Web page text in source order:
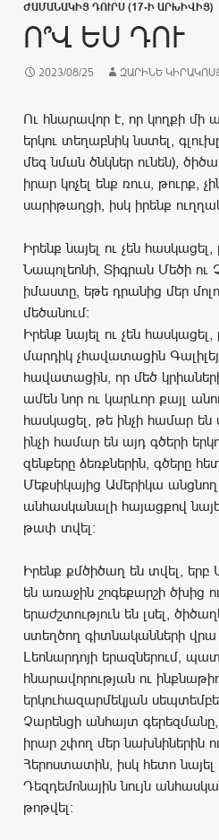
ԺԱՄԱՆԱԿԻՑ ԴՈՒՐՍ (17-Ի ԱՐԽԻՎԻՑ)
Ո՞Վ ԵՍ ԴՈՒ
2023/08/25 ԶԱՐԻՆԵ
Ու հնարավոր է, որ կողքի մի
երկու տեղաբնիկ նստել,
մեզ նման ծնկներ ունեն),
իրար կոչել ենք ռուս, թուրք,
սարիթաղցի, իսկ իրենք
Իրենք նայել ու չեն
Նապոլեոնի, Տիգրան Մեծի
իմաստը, եթե դրանից մեր
մեծանում:
Իրենք նայել ու չեն
մարդիկ չհավատացին
հավատացին, որ մեծ
ամեն նոր ու կարևոր քայլ
հասկացել, թե ինչի համար են
ինչի համար են այդ գծերի
զենքերը ձեռքներին, գծերը
Մեքսիկայից Ամերիկա
անհասկանալի հայացքով
թափ տվել։
Իրենք քմծիծաղ են տվել, երբ
են առաջին շոգեքարշի ծխից
երաժշտություն են լսել,
ստեղծող գիտնականների վրա
Լեոնարդոյի երազներում,
հնարավորության ու
երկուհազարմեկյան
Չարենցի անհայտ
իրար շփող մեր նախնիներին
Հերոստատին, իսկ հետո
Դեզդեմոնային նույն
թոթվել: